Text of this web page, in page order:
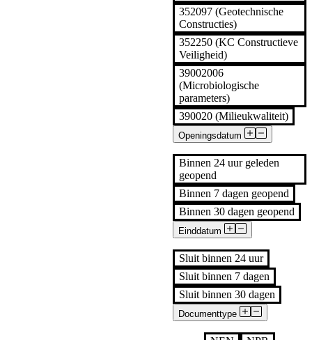
352097 (Geotechnische
Constructies)
352250 (KC Constructieve
Veiligheid)
39002006
(Microbiologische
parameters)
390020 (Milieukwaliteit)
Openingsdatum
Binnen 24 uur geleden
geopend
Binnen 7 dagen geopend
Binnen 30 dagen geopend
Einddatum
Sluit binnen 24 uur
Sluit binnen 7 dagen
Sluit binnen 30 dagen
Documenttype